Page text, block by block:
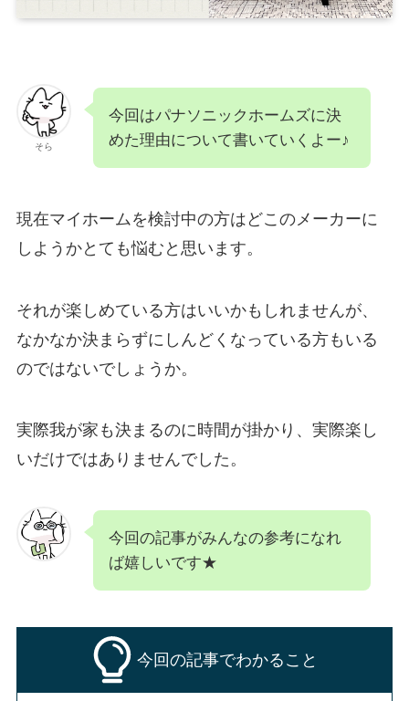
そら
今回はパナソニックホームズに決
めた理由について書いていくよー♪
現在マイホームを検討中の方はどこのメーカーに
しようかとても悩むと思います。
それが楽しめている方はいいかもしれませんが、
なかなか決まらずにしんどくなっている方もいる
のではないでしょうか。
実際我が家も決まるのに時間が掛かり、実際楽し
いだけではありませんでした。
今回の記事がみんなの参考になれ
ば嬉しいです★
今回の記事でわかること